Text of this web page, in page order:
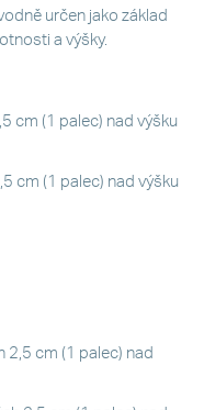
určen jako základ
a výšky.
cm (1 palec) nad výšku
cm (1 palec) nad výšku
2,5 cm (1 palec) nad